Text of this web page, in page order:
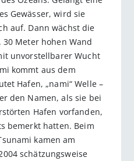
Gewässer, wird sie
auf. Dann wächst die
Meter hohen Wand
unvorstellbarer Wucht
kommt aus dem
Hafen, „nami“ Welle –
den Namen, als sie bei
Hafen vorfanden,
bemerkt hatten. Beim
kamen am
schätzungsweise